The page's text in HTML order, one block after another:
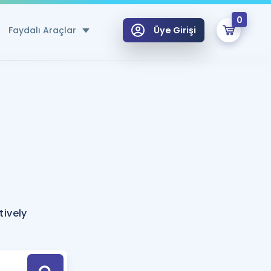
Faydalı Araçlar
Hesaplama Aracı
için Öneriler
Tek Takvimde
Üye Girişi
0
Hoca ile seni sınava hazırlayacak onlarca eğitim seni bekliyor!